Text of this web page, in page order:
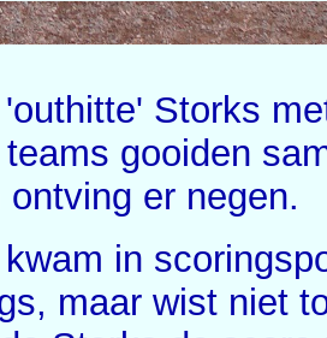
Storks
gooiden
ontving er negen.
in
maar wist niet